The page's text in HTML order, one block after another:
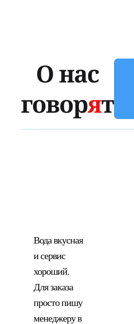
О нас
говорят
Вода вкусная
и сервис
хороший.
Для заказа
просто пишу
менеджеру в